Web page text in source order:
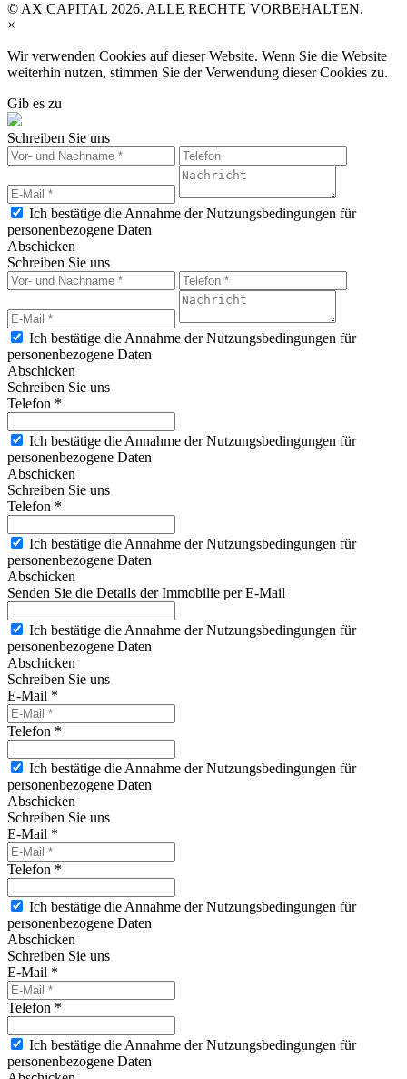
© AX CAPITAL 2026. ALLE RECHTE VORBEHALTEN.
×
Wir verwenden Cookies auf dieser Website. Wenn Sie die Website
weiterhin nutzen, stimmen Sie der Verwendung dieser Cookies zu.
Gib es zu
Schreiben Sie uns
Ich bestätige die Annahme der Nutzungsbedingungen für
personenbezogene Daten
Abschicken
Schreiben Sie uns
Ich bestätige die Annahme der Nutzungsbedingungen für
personenbezogene Daten
Abschicken
Schreiben Sie uns
Telefon *
Ich bestätige die Annahme der Nutzungsbedingungen für
personenbezogene Daten
Abschicken
Schreiben Sie uns
Telefon *
Ich bestätige die Annahme der Nutzungsbedingungen für
personenbezogene Daten
Abschicken
Senden Sie die Details der Immobilie per E-Mail
Ich bestätige die Annahme der Nutzungsbedingungen für
personenbezogene Daten
Abschicken
Schreiben Sie uns
E-Mail *
Telefon *
Ich bestätige die Annahme der Nutzungsbedingungen für
personenbezogene Daten
Abschicken
Schreiben Sie uns
E-Mail *
Telefon *
Ich bestätige die Annahme der Nutzungsbedingungen für
personenbezogene Daten
Abschicken
Schreiben Sie uns
E-Mail *
Telefon *
Ich bestätige die Annahme der Nutzungsbedingungen für
personenbezogene Daten